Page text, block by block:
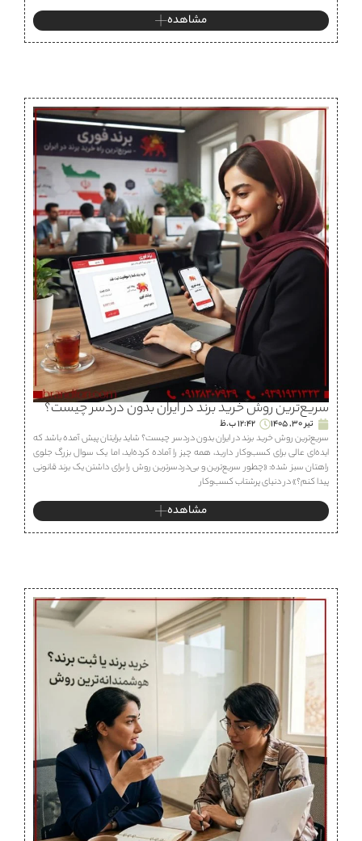
مشاهده
سریع‌ترین روش خرید برند در ایران بدون دردسر چیست؟
تیر 30, 1405
12:42 ب.ظ
سریع‌ترین روش خرید برند در ایران بدون دردسر چیست؟ شاید برایتان پیش آمده باشد که
ایده‌ای عالی برای کسب‌وکار دارید، همه چیز را آماده کرده‌اید، اما یک سوال بزرگ جلوی
راهتان سبز شده: «چطور سریع‌ترین و بی‌دردسرترین روش را برای داشتن یک برند قانونی
پیدا کنم؟» در دنیای پرشتاب کسب‌وکار
مشاهده